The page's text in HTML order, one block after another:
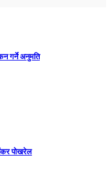
गर्ने अनुमति
पोखरेल